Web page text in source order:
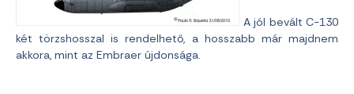
A jól bevált C-130
két törzshosszal is rendelhető, a hosszabb már majdnem
akkora, mint az Embraer újdonsága.